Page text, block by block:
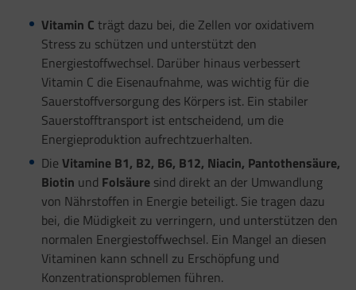
Vitamin C trägt dazu bei, die Zellen vor oxidativem
Stress zu schützen und unterstützt den
Energiestoffwechsel. Darüber hinaus verbessert
Vitamin C die Eisenaufnahme, was wichtig für die
Sauerstoffversorgung des Körpers ist. Ein stabiler
Sauerstofftransport ist entscheidend, um die
Energieproduktion aufrechtzuerhalten.
Die Vitamine B1, B2, B6, B12, Niacin, Pantothensäure,
Biotin und Folsäuresind direkt an der Umwandlung
von Nährstoffen in Energie beteiligt. Sie tragen dazu
bei, die Müdigkeit zu verringern, und unterstützen den
normalen Energiestoffwechsel. Ein Mangel an diesen
Vitaminen kann schnell zu Erschöpfung und
Konzentrationsproblemen führen.